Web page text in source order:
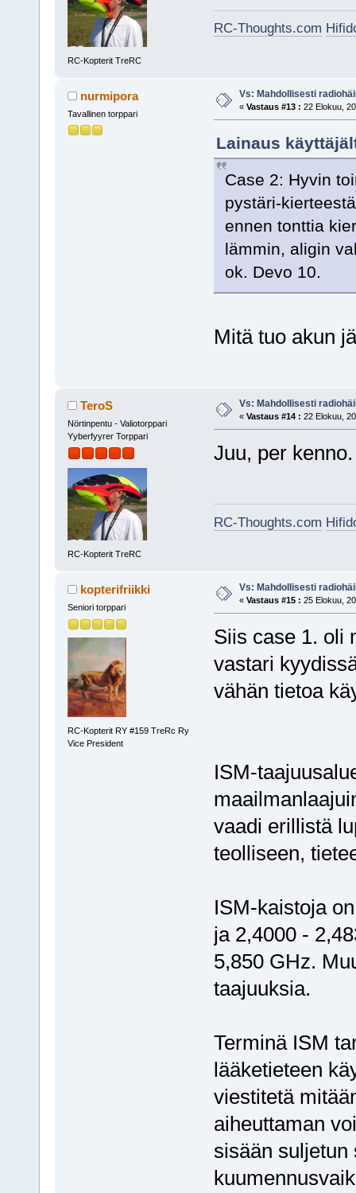
RC-Kopterit TreRC
RC-Thoughts.com
nurmipora
Tavallinen torppari
Vs: Mahdollisesti
« Vastaus #13 : 22 Elokuu,
Lainaus
Case 2: Hyvin
pystäri-
ennen tonttia
lämmin, aligin
ok. Devo 10.
Mitä tuo akun
TeroS
Nörtinpentu - Valiotorppari
Yyberfyyrer Torppari
RC-Kopterit TreRC
Vs: Mahdollisesti
« Vastaus #14 : 22 Elokuu,
Juu, per kenno.
RC-Thoughts.com
kopterifriikki
Seniori torppari
RC-Kopterit RY #159 TreRc Ry
Vice President
Vs: Mahdollisesti
« Vastaus #15 : 25 Elokuu,
Siis case 1. oli
vastari
vähän tietoa
ISM-
vaadi erillistä
teolliseen,
ISM-kaistoja
ja 2,4000 -
5,850 GHz.
taajuuksia.
Terminä ISM
lääketieteen
viestitetä
aiheuttaman
sisään suljetun